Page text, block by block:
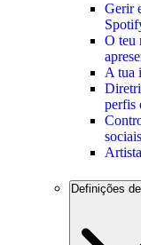
Gerir
O teu
A tua
perfis
sociais
Definições